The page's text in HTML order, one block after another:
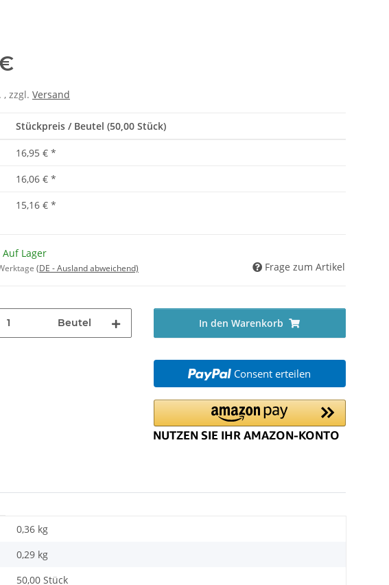
, zzgl. Versand
Stückpreis / Beutel (50,00 Stück)
16,95 € *
16,06 € *
15,16 € *
Lager
(DE - Ausland abweichend) Frage zum Artikel
Beutel In den Warenkorb
Consent erteilen
0,36 kg
0,29 kg
50,00 Stück